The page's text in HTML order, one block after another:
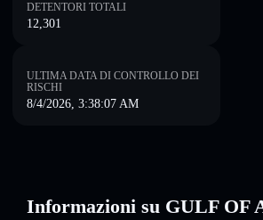
DETENTORI TOTALI
12,301
ULTIMA DATA DI CONTROLLO DEI
RISCHI
8/4/2026, 3:38:07 AM
Informazioni su GULF OF